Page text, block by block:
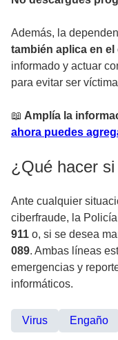
Además, la
también aplica en el
informado y actuar
para evitar ser
📖 Amplía la
ahora puedes
¿Qué hacer
Ante cualquier
ciberfraude, la
911 o, si se desea
089. Ambas líneas
emergencias y
informáticos.
Virus Engaño